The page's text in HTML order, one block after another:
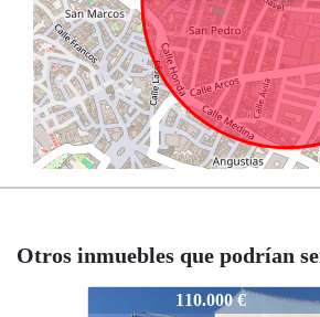
Otros inmuebles que podrían